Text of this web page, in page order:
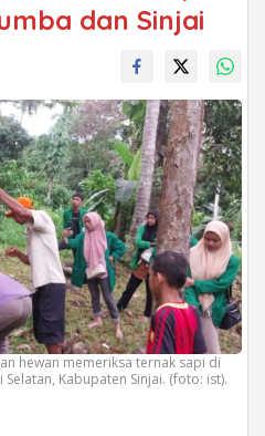
dan Sinjai
hewan memeriksa ternak sapi di
Kabupaten Sinjai. (foto: ist).